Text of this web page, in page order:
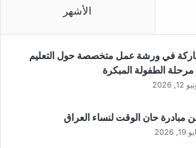
الأشهر
في ورشة عمل متخصصة حول التعليم
الطفولة المبكرة
12, 2026
مبادرة حان الوقت لنساء العراق
2026